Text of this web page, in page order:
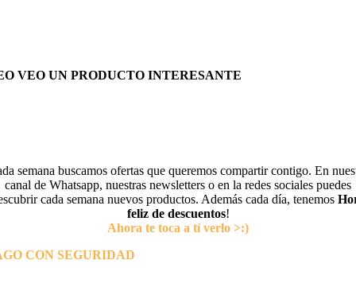
VEO UN PRODUCTO INTERESANTE
semana buscamos ofertas que queremos compartir contigo. En
canal de Whatsapp, nuestras newsletters o en la redes sociales puedes
cada semana nuevos productos. Además cada día, tenemos
feliz de descuentos!
Ahora te toca a tí verlo >:)
CON SEGURIDAD